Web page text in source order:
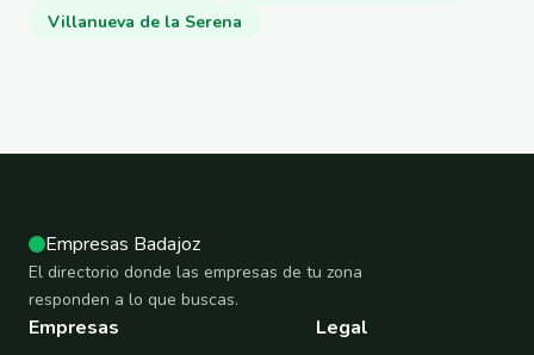
Villanueva de la Serena
Empresas Badajoz
El directorio donde las empresas de tu zona
responden a lo que buscas.
Empresas
Legal